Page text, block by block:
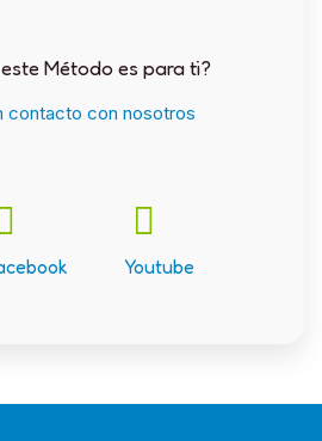
Método es para ti?
contacto con nosotros
Youtube